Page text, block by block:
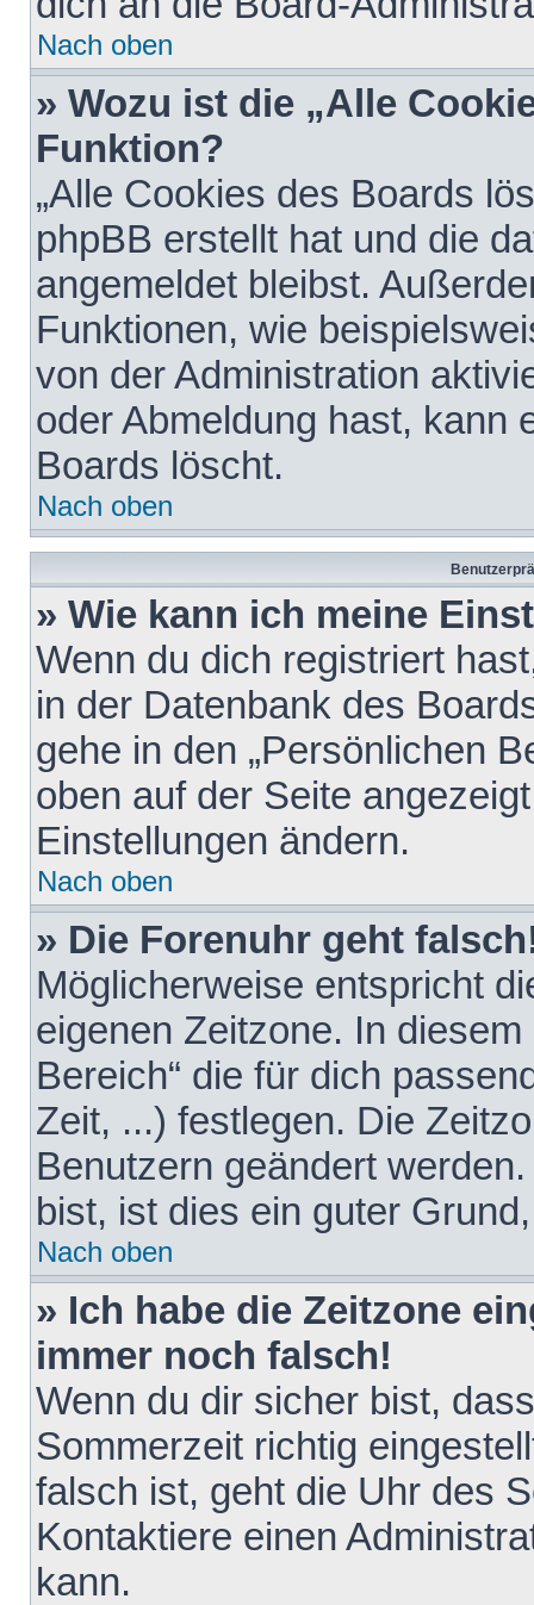
Nach oben
» Wozu ist die „Alle
Funktion?
„Alle Cookies des Boards
phpBB erstellt hat und die
angemeldet bleibst.
Funktionen, wie
von der Administration
oder Abmeldung hast, kann
Boards löscht.
Nach oben
» Wie kann ich meine
Wenn du dich registriert
in der Datenbank des
gehe in den „Persönlichen
oben auf der Seite
Einstellungen ändern.
Nach oben
» Die Forenuhr geht
Möglicherweise entspricht
eigenen Zeitzone. In
Bereich“ die für dich
Zeit, ...) festlegen. Die
Benutzern geändert
bist, ist dies ein guter
Nach oben
» Ich habe die Zeitzone
immer noch falsch!
Wenn du dir sicher bist,
Sommerzeit richtig
falsch ist, geht die Uhr des
Kontaktiere einen
kann.